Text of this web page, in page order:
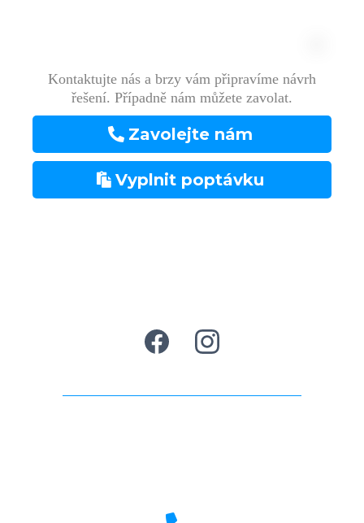
Kontaktujte nás a brzy vám připravíme návrh
řešení. Případně nám můžete zavolat.
Zavolejte nám
Vyplnit poptávku